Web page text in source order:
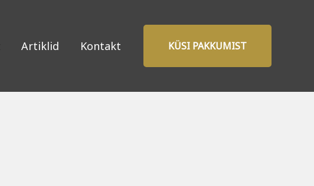
Artiklid Kontakt KÜSI PAKKUMIST